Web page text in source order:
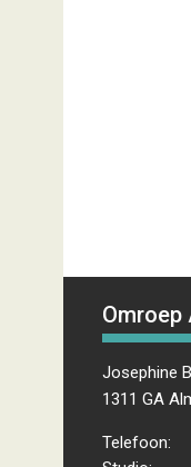
Omroep
Josephine
1311 GA
Telefoon: